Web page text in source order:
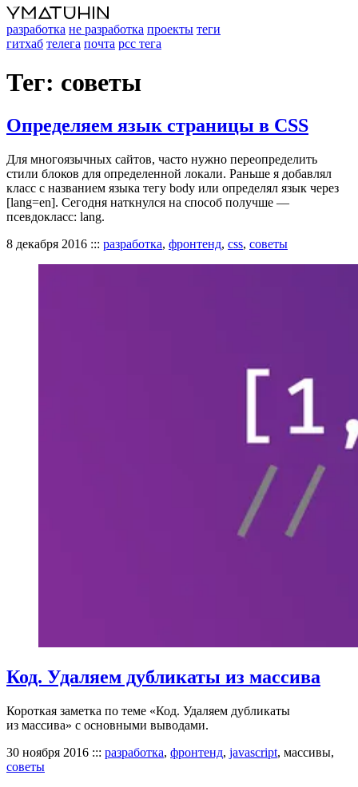
разработка не разработка проекты теги
гитхаб телега почта рсс тега
Тег: советы
Определяем язык страницы в CSS
Для многоязычных сайтов, часто нужно переопределить
стили блоков для определенной локали. Раньше я добавлял
класс с названием языка тегу body или определял язык через
[lang=en]. Сегодня наткнулся на способ получше —
псевдокласс: lang.
8 декабря 2016 ::: разработка, фронтенд, css, советы
Код. Удаляем дубликаты из массива
Короткая заметка по теме «Код. Удаляем дубликаты
из массива» с основными выводами.
30 ноября 2016 ::: разработка, фронтенд, javascript, массивы,
советы